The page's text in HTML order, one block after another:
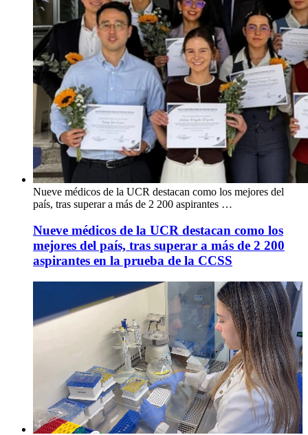
Nueve médicos de la UCR destacan como los mejores del
país, tras superar a más de 2 200 aspirantes …
Nueve médicos de la UCR destacan como los
mejores del país, tras superar a más de 2 200
aspirantes en la prueba de la CCSS